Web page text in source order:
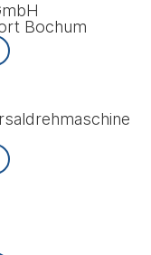
Bochum